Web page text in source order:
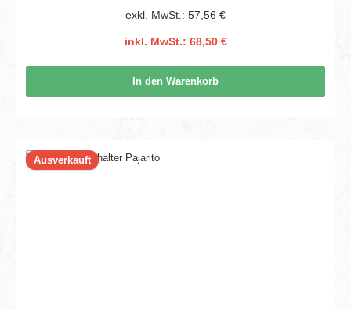
exkl. MwSt.: 57,56 €
inkl. MwSt.: 68,50 €
In den Warenkorb
Ausverkauft